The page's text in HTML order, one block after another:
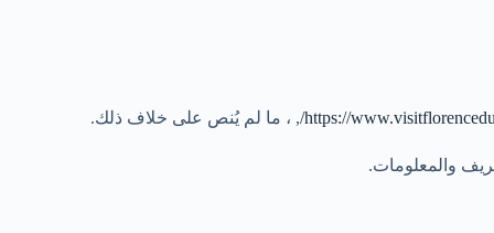
https:// , ، ما لم يُنص على خلاف ذلك.
والمعلومات.